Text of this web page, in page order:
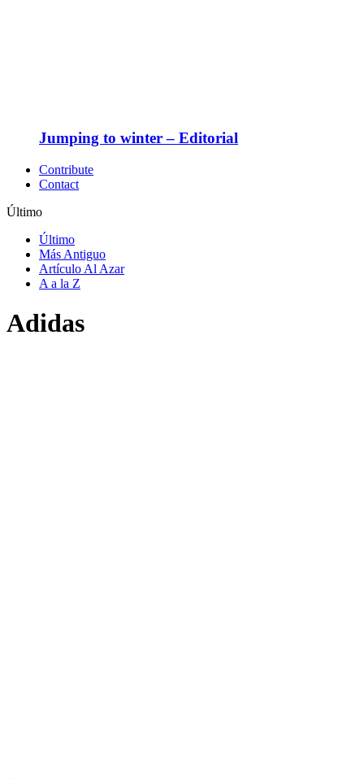
Jumping to winter – Editorial
Contribute
Contact
Último
Último
Más Antiguo
Artículo Al Azar
A a la Z
Adidas